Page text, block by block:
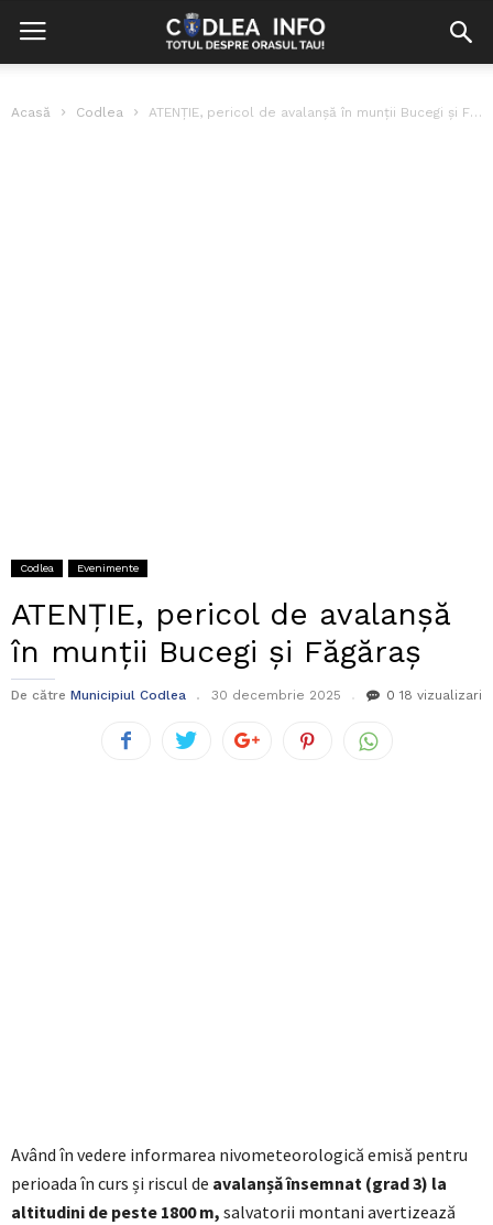
Acasă Codlea ATENȚIE, pericol de avalanșă în munții Bucegi și Făgăraș
Codlea Evenimente
ATENȚIE, pericol de avalanșă
în munții Bucegi și Făgăraș
De către Municipiul Codlea 30 decembrie 2025 0 18 vizualizari
Având în vedere informarea nivometeorologică emisă pentru
perioada în curs și riscul de avalanșă însemnat (grad 3) la
altitudini de peste 1800 m, salvatorii montani avertizează